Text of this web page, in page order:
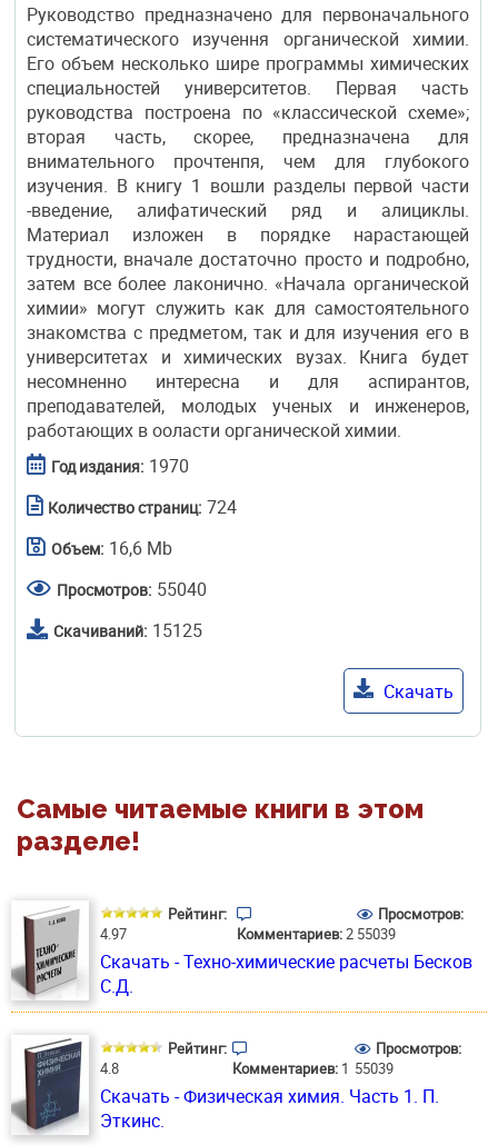
Руководство предназначено для первоначального
систематического изучення органической химии.
Его объем несколько шире программы химических
специальностей университетов. Первая часть
руководства построена по «классической схеме»;
вторая часть, скорее, предназначена для
внимательного прочтенпя, чем для глубокого
изучения. В книгу 1 вошли разделы первой части
-введение, алифатический ряд и алициклы.
Материал изложен в порядке нарастающей
трудности, вначале достаточно просто и подробно,
затем все более лаконично. «Начала органической
химии» могут служить как для самостоятельного
знакомства с предметом, так и для изучения его в
университетах и химических вузах. Книга будет
несомненно интересна и для аспирантов,
преподавателей, молодых ученых и инженеров,
работающих в ооласти органической химии.
Год издания: 1970
Количество страниц: 724
Объем: 16,6 Mb
Просмотров: 55040
Скачиваний: 15125
Скачать
Самые читаемые книги в этом
разделе!
Рейтинг:
4.97
Комментариев:2
Просмотров:
55039
Скачать - Техно-химические расчеты Бесков
С.Д.
Рейтинг:
4.8
Комментариев: 1
Просмотров:
55039
Скачать - Физическая химия. Часть 1. П.
Эткинс.